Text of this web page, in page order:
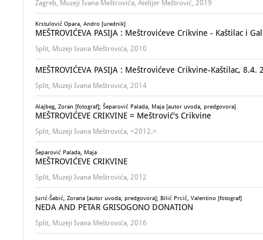
Zagreb, Muzeji Ivana Meštrovića, Atelijer Meštrović, 2019
Krstulović Opara, Andro [urednik]
MEŠTROVIĆEVA PASIJA : Meštrovićeve Crikvine - Kaštilac i
Split, Muzeji Ivana Meštrovića, 2010
MEŠTROVIĆEVA PASIJA : Meštrovićeve Crikvine-Kaštilac, 8.4.
Split, Muzeji Ivana Meštrovića, 2014
Alajbeg, Zoran [fotograf]; Šeparović Palada, Maja [autor uvoda, predgovora]
MEŠTROVIĆEVE CRIKVINE = Meštrović's Crikvine
Split, Muzeji Ivana Meštrovića, <2012.>
Šeparović Palada, Maja
MEŠTROVIĆEVE CRIKVINE
Split, Muzeji Ivana Meštrovića, 2012
Jurić-Šabić, Zorana [autor uvoda, predgovora]; Bilić Prcić, Valentino [fotograf]
NEDA AND PETAR GRISOGONO DONATION
Split, Muzeji Ivana Meštrovića, 2016